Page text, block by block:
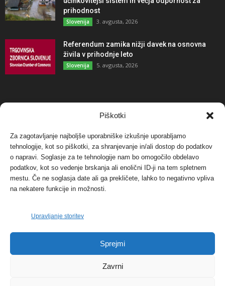
Piškotki
Za zagotavljanje najboljše uporabniške izkušnje uporabljamo
tehnologije, kot so piškotki, za shranjevanje in/ali dostop do podatkov
o napravi. Soglasje za te tehnologije nam bo omogočilo obdelavo
podatkov, kot so vedenje brskanja ali enolični ID-ji na tem spletnem
mestu. Če ne soglasja date ali ga prekličete, lahko to negativno vpliva
na nekatere funkcije in možnosti.
Upravljanje storitev
Sprejmi
Zavrni
prihodnost
Slovenija 3. avgusta, 2026
Referendum zamika nižji davek na osnovna
živila v prihodnje leto
Slovenija 5. avgusta, 2026
NAJBOLJ KOMENTIRANO
Protest proti vetrnim elektrarnam na Ojstrici, v
svetu pa vedno bolj...
Dogodki 12. maja, 2017
Tožilstvo v Celovcu v korist elektrarnam
Verbund
FOTO: Razstava cvetličarskega mojstra Andreja
Dogodki 27. novembra, 2017